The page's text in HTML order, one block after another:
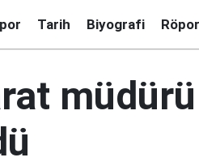
Tarih Biyografi